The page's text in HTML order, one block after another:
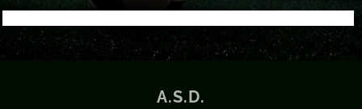
A.S.D.